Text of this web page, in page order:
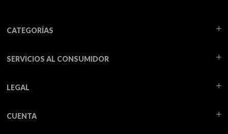
CATEGORÍAS
SERVICIOS AL CONSUMIDOR
LEGAL
CUENTA